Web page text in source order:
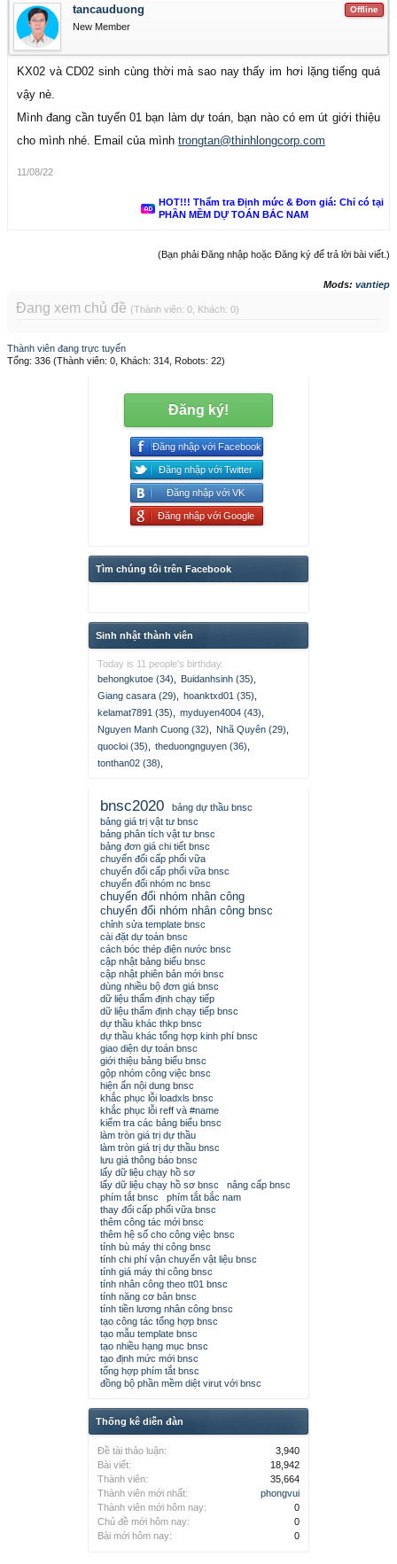
Offline
tancauduong
New Member
KX02 và CD02 sinh cùng thời mà sao nay thấy im hơi lặng tiếng quá
vậy nè.
Mình đang cần tuyển 01 bạn làm dự toán, bạn nào có em út giới thiệu
cho mình nhé. Email của mình trongtan@thinhlongcorp.com
11/08/22
HOT!!! Thẩm tra Định mức & Đơn giá: Chỉ có tại
PHẦN MỀM DỰ TOÁN BẮC NAM
(Bạn phải Đăng nhập hoặc Đăng ký để trả lời bài viết.)
Mods: vantiep
Đang xem chủ đề (Thành viên: 0, Khách: 0)
Thành viên đang trực tuyến
Tổng: 336 (Thành viên: 0, Khách: 314, Robots: 22)
Đăng ký!
Đăng nhập với Facebook
Đăng nhập với Twitter
Đăng nhập với VK
Đăng nhập với Google
Tìm chúng tôi trên Facebook
Sinh nhật thành viên
Today is 11 people's birthday.
behongkutoe (34)
Buidanhsinh (35)
Giang casara (29)
hoanktxd01 (35)
kelamat7891 (35)
myduyen4004 (43)
Nguyen Manh Cuong (32)
Nhã Quyên (29)
quocloi (35)
theduongnguyen (36)
tonthan02 (38)
bnsc2020
bảng dự thầu bnsc
bảng giá trị vật tư bnsc
bảng phân tích vật tư bnsc
bảng đơn giá chi tiết bnsc
chuyển đổi cấp phối vữa
chuyển đổi cấp phối vữa bnsc
chuyển đổi nhóm nc bnsc
chuyển đổi nhóm nhân công
chuyển đổi nhóm nhân công bnsc
chỉnh sửa template bnsc
cài đặt dự toán bnsc
cách bóc thép điện nước bnsc
cập nhật bảng biểu bnsc
cập nhật phiên bản mới bnsc
dùng nhiều bộ đơn giá bnsc
dữ liệu thẩm định chạy tiếp
dữ liệu thẩm định chạy tiếp bnsc
dự thầu khác thkp bnsc
dự thầu khác tổng hợp kinh phí bnsc
giao diện dự toán bnsc
giới thiệu bảng biểu bnsc
gộp nhóm công việc bnsc
hiện ẩn nội dung bnsc
khắc phục lỗi loadxls bnsc
khắc phục lỗi reff và #name
kiểm tra các bảng biểu bnsc
làm tròn giá trị dự thầu
làm tròn giá trị dự thầu bnsc
lưu giá thông báo bnsc
lấy dữ liệu chạy hồ sơ
lấy dữ liệu chạy hồ sơ bnsc
nâng cấp bnsc
phím tắt bnsc
phím tắt bắc nam
thay đổi cấp phối vữa bnsc
thêm công tác mới bnsc
thêm hệ số cho công việc bnsc
tính bù máy thi công bnsc
tính chi phí vận chuyển vật liệu bnsc
tính giá máy thi công bnsc
tính nhân công theo tt01 bnsc
tính năng cơ bản bnsc
tính tiền lương nhân công bnsc
tạo công tác tổng hợp bnsc
tạo mẫu template bnsc
tạo nhiều hạng mục bnsc
tạo định mức mới bnsc
tổng hợp phím tắt bnsc
đồng bộ phần mềm diệt virut với bnsc
Thống kê diễn đàn
Đề tài thảo luận:
3,940
Bài viết:
18,942
Thành viên:
35,664
Thành viên mới nhất:
phongvui
Thành viên mới hôm nay:
0
Chủ đề mới hôm nay:
0
Bài mới hôm nay:
0